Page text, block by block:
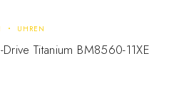
UHREN
Titanium BM8560-11XE